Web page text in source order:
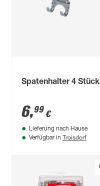
Spatenhalter 4 Stück
6,99 €
Lieferung nach Hause
Verfügbar in Troisdorf